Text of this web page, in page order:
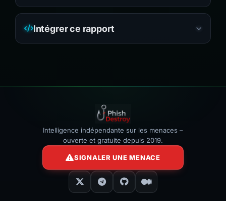
Intégrer ce rapport
Intelligence indépendante sur les menaces –
ouverte et gratuite depuis 2019.
SIGNALER UNE MENACE